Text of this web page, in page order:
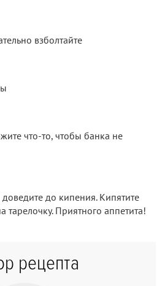
взболтайте
что-то, чтобы банка не
доведите до кипения. Кипятите
тарелочку. Приятного аппетита!
рецепта